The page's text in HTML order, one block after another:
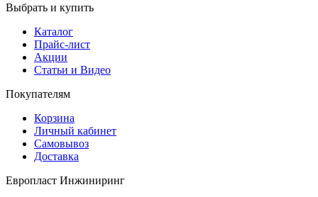
Выбрать и купить
Каталог
Прайс-лист
Акции
Статьи и Видео
Покупателям
Корзина
Личный кабинет
Самовывоз
Доставка
Европласт Инжиниринг